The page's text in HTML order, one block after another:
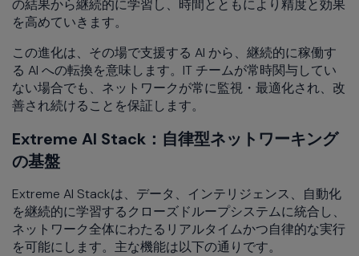
の結果から継続的に学習し、時間とともにより精度と効果
を高めていきます。
この進化は、その場で支援する AI から、継続的に稼働す
る AI への転換を意味します。IT チームが常時関与してい
ない場合でも、ネットワークが常に監視・最適化され、改
善され続けることを保証します。
Extreme AI Stack：自律型ネットワーキング
の基盤
Extreme AI Stackは、データ、インテリジェンス、自動化
を継続的に学習するクローズドループシステムに統合し、
ネットワーク全体にわたるリアルタイムかつ自律的な実行
を可能にします。主な機能は以下の通りです。